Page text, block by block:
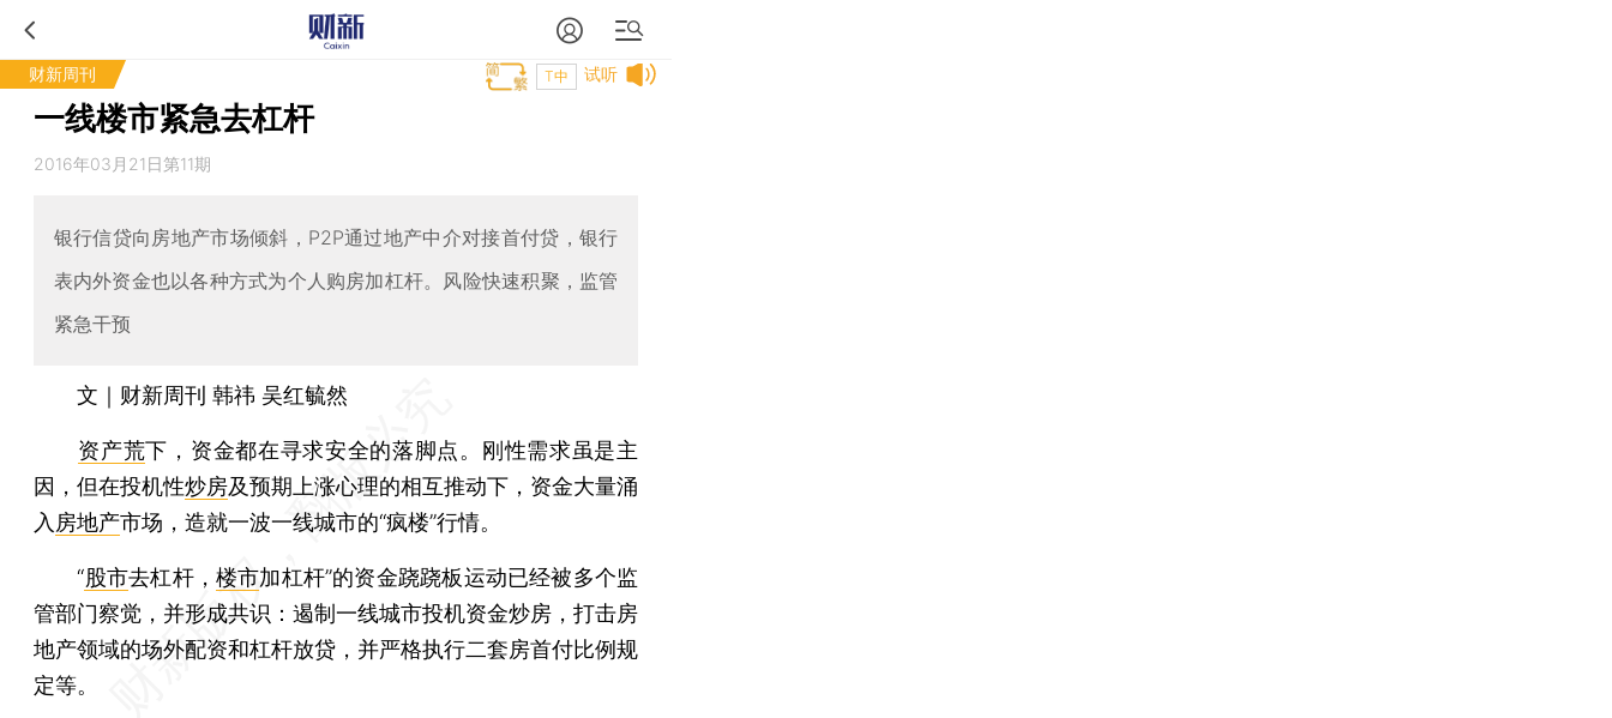
财新周刊 试听
T中
一线楼市紧急去杠杆
2016年03月21日第11期
银行信贷向房地产市场倾斜，P2P通过地产中介对接首付贷，银行
表内外资金也以各种方式为个人购房加杠杆。风险快速积聚，监管
紧急干预
文｜财新周刊 韩祎 吴红毓然
资产荒下，资金都在寻求安全的落脚点。刚性需求虽是主
因，但在投机性炒房及预期上涨心理的相互推动下，资金大量涌
入 房地产市场，造就一波一线城市的“疯楼”行情。
“股市去杠杆， 楼市加杠杆”的资金跷跷板运动已经被多个监
管部门察觉，并形成共识：遏制一线城市投机资金炒房，打击房
地产领域的场外配资和杠杆放贷，并严格执行二套房首付比例规
定等。